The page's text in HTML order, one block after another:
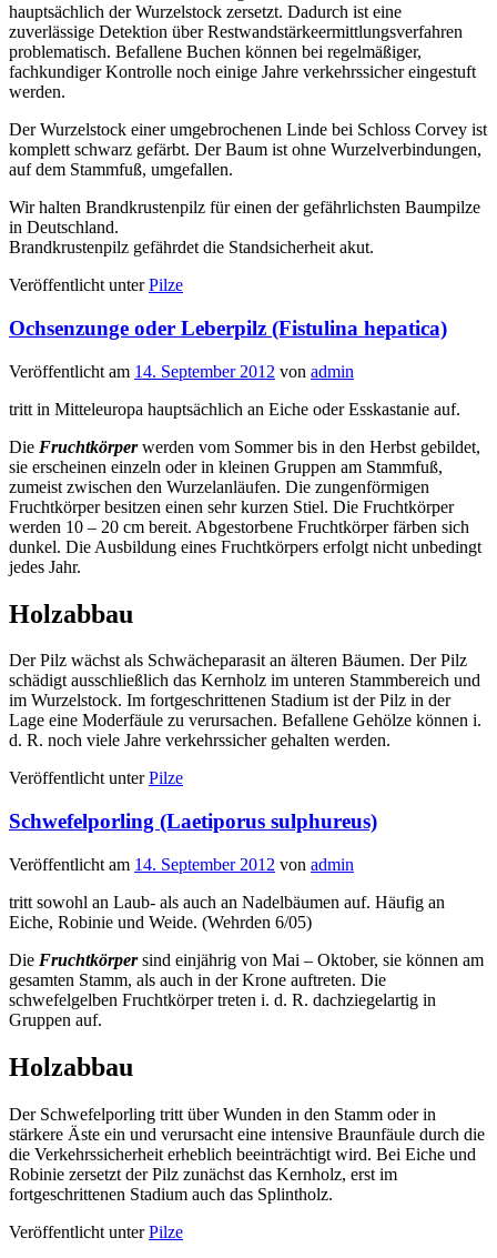
hauptsächlich der Wurzelstock zersetzt. Dadurch ist eine
zuverlässige Detektion über Restwandstärkeermittlungsverfahren
problematisch. Befallene Buchen können bei regelmäßiger,
fachkundiger Kontrolle noch einige Jahre verkehrssicher eingestuft
werden.
Der Wurzelstock einer umgebrochenen Linde bei Schloss Corvey ist
komplett schwarz gefärbt. Der Baum ist ohne Wurzelverbindungen,
auf dem Stammfuß, umgefallen.
Wir halten Brandkrustenpilz für einen der gefährlichsten Baumpilze
in Deutschland.
Brandkrustenpilz gefährdet die Standsicherheit akut.
Veröffentlicht unter Pilze
Ochsenzunge oder Leberpilz (Fistulina hepatica)
Veröffentlicht am 14. September 2012 von admin
tritt in Mitteleuropa hauptsächlich an Eiche oder Esskastanie auf.
Die Fruchtkörper werden vom Sommer bis in den Herbst gebildet,
sie erscheinen einzeln oder in kleinen Gruppen am Stammfuß,
zumeist zwischen den Wurzelanläufen. Die zungenförmigen
Fruchtkörper besitzen einen sehr kurzen Stiel. Die Fruchtkörper
werden 10 – 20 cm bereit. Abgestorbene Fruchtkörper färben sich
dunkel. Die Ausbildung eines Fruchtkörpers erfolgt nicht unbedingt
jedes Jahr.
Holzabbau
Der Pilz wächst als Schwächeparasit an älteren Bäumen. Der Pilz
schädigt ausschließlich das Kernholz im unteren Stammbereich und
im Wurzelstock. Im fortgeschrittenen Stadium ist der Pilz in der
Lage eine Moderfäule zu verursachen. Befallene Gehölze können i.
d. R. noch viele Jahre verkehrssicher gehalten werden.
Veröffentlicht unter Pilze
Schwefelporling (Laetiporus sulphureus)
Veröffentlicht am 14. September 2012 von admin
tritt sowohl an Laub- als auch an Nadelbäumen auf. Häufig an
Eiche, Robinie und Weide. (Wehrden 6/05)
Die Fruchtkörper sind einjährig von Mai – Oktober, sie können am
gesamten Stamm, als auch in der Krone auftreten. Die
schwefelgelben Fruchtkörper treten i. d. R. dachziegelartig in
Gruppen auf.
Holzabbau
Der Schwefelporling tritt über Wunden in den Stamm oder in
stärkere Äste ein und verursacht eine intensive Braunfäule durch die
die Verkehrssicherheit erheblich beeinträchtigt wird. Bei Eiche und
Robinie zersetzt der Pilz zunächst das Kernholz, erst im
fortgeschrittenen Stadium auch das Splintholz.
Veröffentlicht unter Pilze